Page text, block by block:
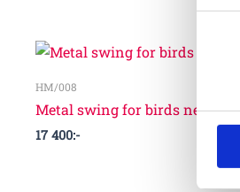
HM/008
Metal swing for birds nest
17 400:-